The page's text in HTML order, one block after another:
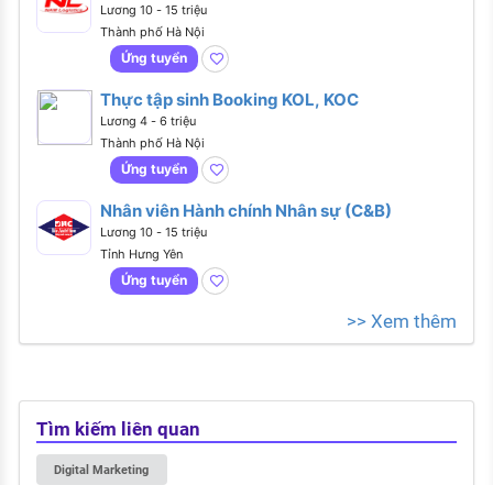
Lương 10 - 15 triệu
Thành phố Hà Nội
Ứng tuyển
Thực tập sinh Booking KOL, KOC
Lương 4 - 6 triệu
Thành phố Hà Nội
Ứng tuyển
Nhân viên Hành chính Nhân sự (C&B)
Lương 10 - 15 triệu
Tỉnh Hưng Yên
Ứng tuyển
>> Xem thêm
Tìm kiếm liên quan
Digital Marketing